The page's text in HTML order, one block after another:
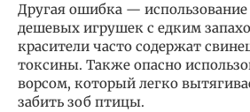
Другая ошибка —
дешевых игрушек с едким
красители часто содержат
токсины. Также опасно
ворсом, который легко
забить зоб птицы.